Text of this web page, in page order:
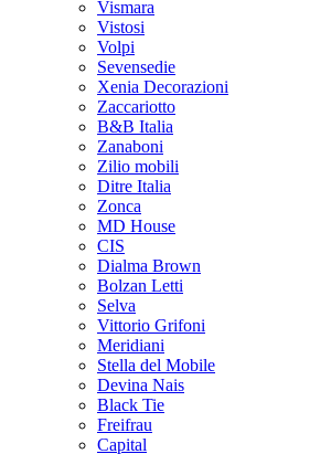
Vismara
Vistosi
Volpi
Sevensedie
Xenia Decorazioni
Zaccariotto
B&B Italia
Zanaboni
Zilio mobili
Ditre Italia
Zonca
MD House
CIS
Dialma Brown
Bolzan Letti
Selva
Vittorio Grifoni
Meridiani
Stella del Mobile
Devina Nais
Black Tie
Freifrau
Capital